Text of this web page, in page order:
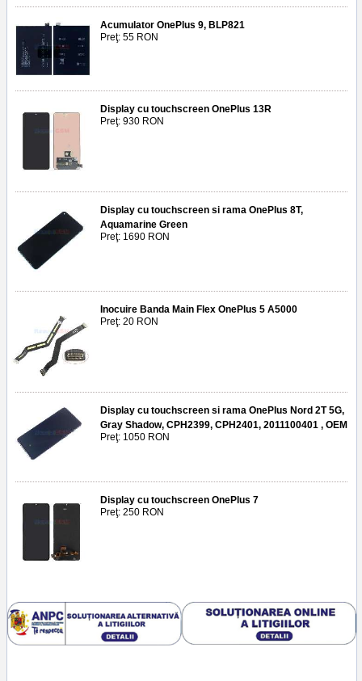
Acumulator OnePlus 9, BLP821
Preţ: 55 RON
Display cu touchscreen OnePlus 13R
Preţ: 930 RON
Display cu touchscreen si rama OnePlus 8T,
Aquamarine Green
Preţ: 1690 RON
Inocuire Banda Main Flex OnePlus 5 A5000
Preţ: 20 RON
Display cu touchscreen si rama OnePlus Nord 2T 5G,
Gray Shadow, CPH2399, CPH2401, 2011100401 , OEM
Preţ: 1050 RON
Display cu touchscreen OnePlus 7
Preţ: 250 RON